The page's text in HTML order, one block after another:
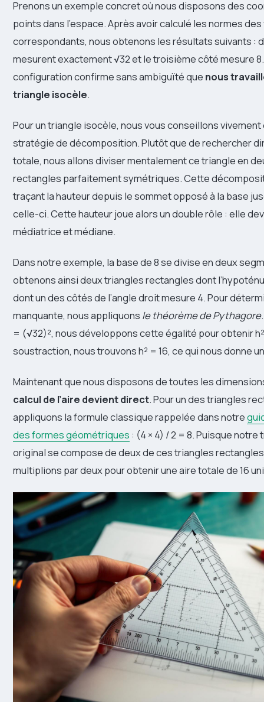
Prenons un exemple concret où nous disposons des
points dans l’espace. Après avoir calculé les normes
correspondants, nous obtenons les résultats suivants :
mesurent exactement √32 et le troisième côté mesure
configuration confirme sans ambiguïté que nous
triangle isocèle.
Pour un triangle isocèle, nous vous conseillons vivement
stratégie de décomposition. Plutôt que de rechercher
totale, nous allons diviser mentalement ce triangle en
rectangles parfaitement symétriques. Cette
traçant la hauteur depuis le sommet opposé à la base
celle-ci. Cette hauteur joue alors un double rôle : elle
médiatrice et médiane.
Dans notre exemple, la base de 8 se divise en deux
obtenons ainsi deux triangles rectangles dont
dont un des côtés de l’angle droit mesure 4. Pour
manquante, nous appliquons le théorème de Pythagore
= (√32)², nous développons cette égalité pour obtenir h²
soustraction, nous trouvons h² = 16, ce qui nous donne
Maintenant que nous disposons de toutes les
calcul de l’aire devient direct. Pour un des triangles
appliquons la formule classique rappelée dans notre
des formes géométriques : (4 × 4) / 2 = 8. Puisque
original se compose de deux de ces triangles
multiplions par deux pour obtenir une aire totale de 16